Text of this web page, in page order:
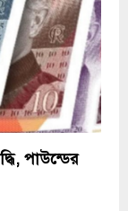
পাউন্ডের